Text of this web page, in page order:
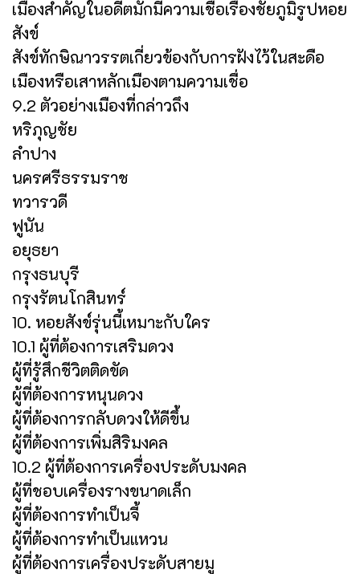
เมืองสำคัญในอดีตมักมีความเชื่อเรื่องชัยภูมิรูปหอย
สังข์
สังข์ทักษิณาวรรตเกี่ยวข้องกับการฝังไว้ในสะดือ
เมืองหรือเสาหลักเมืองตามความเชื่อ
9.2 ตัวอย่างเมืองที่กล่าวถึง
หริภุญชัย
ลำปาง
นครศรีธรรมราช
ทวารวดี
ฟูนัน
อยุธยา
กรุงธนบุรี
กรุงรัตนโกสินทร์
10. หอยสังข์รุ่นนี้เหมาะกับใคร
10.1 ผู้ที่ต้องการเสริมดวง
ผู้ที่รู้สึกชีวิตติดขัด
ผู้ที่ต้องการหนุนดวง
ผู้ที่ต้องการกลับดวงให้ดีขึ้น
ผู้ที่ต้องการเพิ่มสิริมงคล
10.2 ผู้ที่ต้องการเครื่องประดับมงคล
ผู้ที่ชอบเครื่องรางขนาดเล็ก
ผู้ที่ต้องการทำเป็นจี้
ผู้ที่ต้องการทำเป็นแหวน
ผู้ที่ต้องการเครื่องประดับสายมู